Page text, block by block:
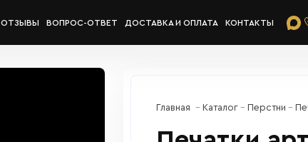
ОТЗЫВЫ ВОПРОС-ОТВЕТ ДОСТАВКА И ОПЛАТА КОНТАКТЫ
Главная Каталог Перстни